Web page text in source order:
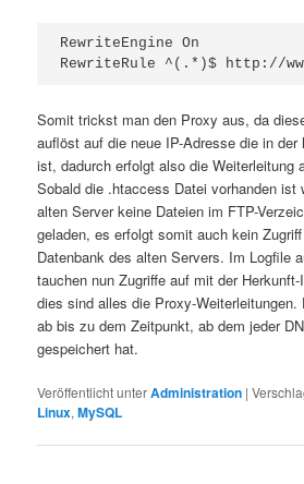
RewriteEngine On
RewriteRule ^(.*)$ http://
Somit trickst man den Proxy aus, da
auflöst auf die neue IP-Adresse die in der
ist, dadurch erfolgt also die Weiterleitung
Sobald die .htaccess Datei vorhanden ist
alten Server keine Dateien im FTP-
geladen, es erfolgt somit auch kein
Datenbank des alten Servers. Im Logfile
tauchen nun Zugriffe auf mit der
dies sind alles die Proxy-Weiterleitungen.
ab bis zu dem Zeitpunkt, ab dem jeder
gespeichert hat.
Veröffentlicht unterAdministration |
Linux,MySQL